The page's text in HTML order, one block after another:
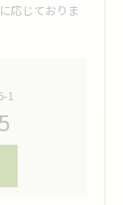
応じておりま
1